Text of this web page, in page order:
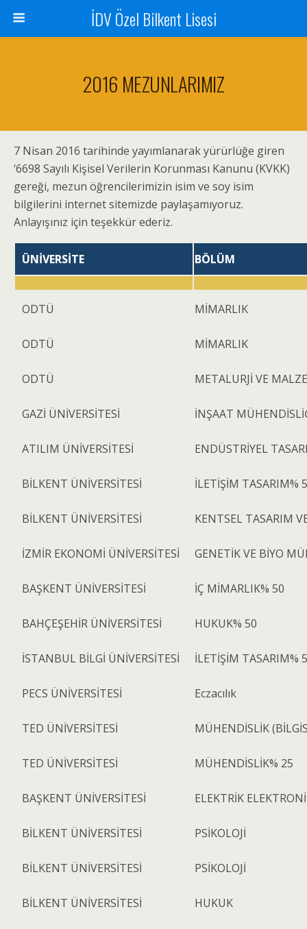
İDV Özel Bilkent Lisesi
2016 MEZUNLARIMIZ
7 Nisan 2016 tarihinde yayımlanarak yürürlüğe giren
‘6698 Sayılı Kişisel Verilerin Korunması Kanunu (KVKK)
gereği, mezun öğrencilerimizin isim ve soy isim
bilgilerini internet sitemizde paylaşamıyoruz.
Anlayışınız için teşekkür ederiz.
ÜNİVERSİTE BÖLÜM
ODTÜ MİMARLIK
ODTÜ MİMARLIK
ODTÜ METALURJİ VE
GAZİ ÜNİVERSİTESİ İNŞAAT
ATILIM ÜNİVERSİTESİ ENDÜSTRİYEL
BİLKENT ÜNİVERSİTESİ İLETİŞİM TASARIM%
BİLKENT ÜNİVERSİTESİ KENTSEL TASARIM
İZMİR EKONOMİ ÜNİVERSİTESİ GENETİK VE BİYO
BAŞKENT ÜNİVERSİTESİ İÇ MİMARLIK% 50
BAHÇEŞEHİR ÜNİVERSİTESİ HUKUK% 50
İSTANBUL BİLGİ ÜNİVERSİTESİ İLETİŞİM TASARIM%
PECS ÜNİVERSİTESİ Eczacılık
TED ÜNİVERSİTESİ MÜHENDİSLİK
TED ÜNİVERSİTESİ MÜHENDİSLİK% 25
BAŞKENT ÜNİVERSİTESİ ELEKTRİK
BİLKENT ÜNİVERSİTESİ PSİKOLOJİ
BİLKENT ÜNİVERSİTESİ PSİKOLOJİ
BİLKENT ÜNİVERSİTESİ HUKUK